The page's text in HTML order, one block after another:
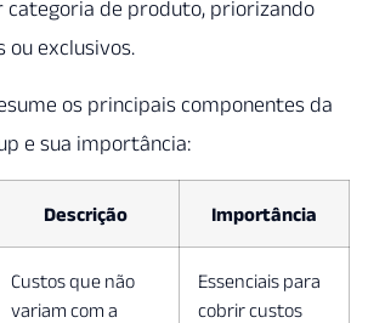
categoria de produto, priorizando
ou exclusivos.
os principais componentes da
e sua importância:
Descrição Importância
Custos que não
variam com a
Essenciais para
cobrir custos